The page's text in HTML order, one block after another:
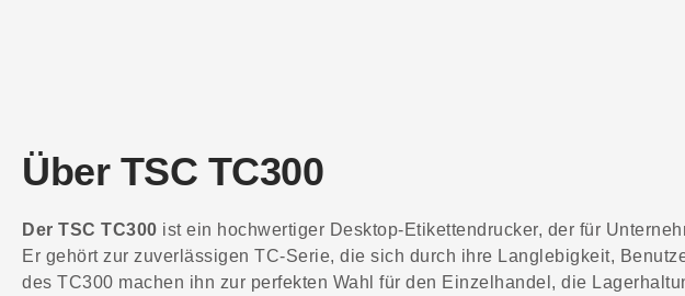
Über TSC TC300
Der TSC TC300 ist ein hochwertiger Desktop-Etikettendrucker, der für
Er gehört zur zuverlässigen TC-Serie, die sich durch ihre Langlebigkeit,
des TC300 machen ihn zur perfekten Wahl für den Einzelhandel, die